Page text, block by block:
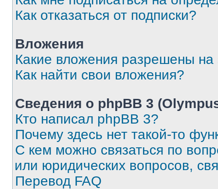
Как отказаться от подписки?
Вложения
Какие вложения разрешены
Как найти свои вложения?
Сведения о phpBB 3
Кто написал phpBB 3?
Почему здесь нет такой-то
С кем можно связаться по
или юридических вопросов,
Перевод FAQ